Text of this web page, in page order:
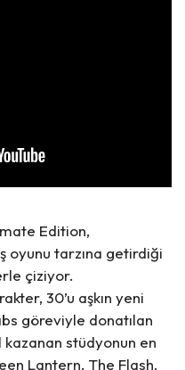
Edition,
oyunu tarzına getirdiği
çiziyor.
30’u aşkın yeni
göreviyle donatılan
stüdyonun en
Lantern, The Flash,